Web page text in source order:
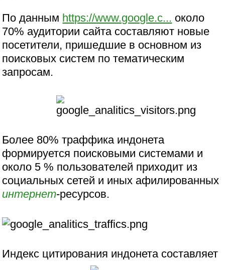
По данным https://www.google.c... около
70% аудитории сайта составляют новые
посетители, пришедшие в основном из
поисковых систем по тематическим
запросам.
Более 80% траффика индонета
формируется поисковыми системами и
около 5 % пользователей приходит из
социальных сетей и иных афилированных
интернет-ресурсов.
Индекс цитирования индонета составляет